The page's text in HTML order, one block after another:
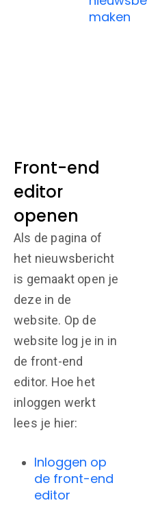
maken
Front-end
editor
openen
Als de pagina of
het nieuwsbericht
is gemaakt open je
deze in de
website. Op de
website log je in in
de front-end
editor. Hoe het
inloggen werkt
lees je hier:
Inloggen op
de front-end
editor